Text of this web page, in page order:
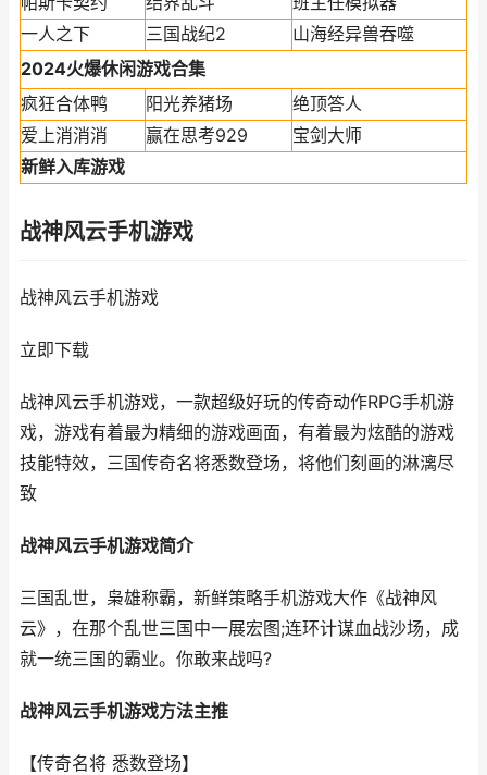
一人之下
三国战纪2
山海经异兽吞噬
2024火爆休闲游戏合集
疯狂合体鸭
阳光养猪场
绝顶答人
爱上消消消
赢在思考929
宝剑大师
新鲜入库游戏
战神风云手机游戏
战神风云手机游戏
立即下载
战神风云手机游戏，一款超级好玩的传奇动作RPG手机游
戏，游戏有着最为精细的游戏画面，有着最为炫酷的游戏
技能特效，三国传奇名将悉数登场，将他们刻画的淋漓尽
致
战神风云手机游戏简介
三国乱世，枭雄称霸，新鲜策略手机游戏大作《战神风
云》，在那个乱世三国中一展宏图;连环计谋血战沙场，成
就一统三国的霸业。你敢来战吗?
战神风云手机游戏方法主推
【传奇名将 悉数登场】